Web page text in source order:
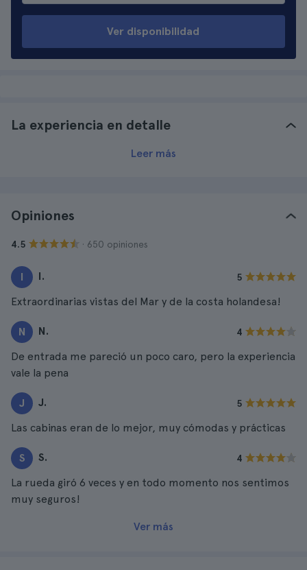
Ver disponibilidad
La experiencia en detalle
Leer más
Opiniones
4.5 · 650 opiniones
I I. 5
Extraordinarias vistas del Mar y de la costa holandesa!
N N. 4
De entrada me pareció un poco caro, pero la experiencia
vale la pena
J J. 5
Las cabinas eran de lo mejor, muy cómodas y prácticas
S S. 4
La rueda giró 6 veces y en todo momento nos sentimos
muy seguros!
Ver más